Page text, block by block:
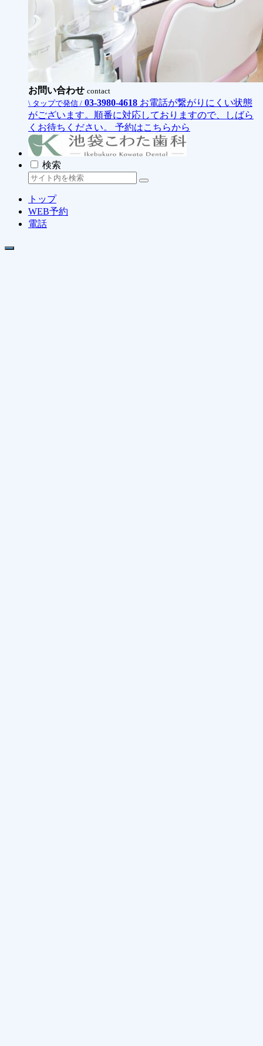
お問い合わせ contact
\ タップで発信 / 03-3980-4618 お電話が繋がりにくい状態
がございます。順番に対応しておりますので、しばら
くお待ちください。
予約はこちらから
検索
トップ
WEB予約
電話